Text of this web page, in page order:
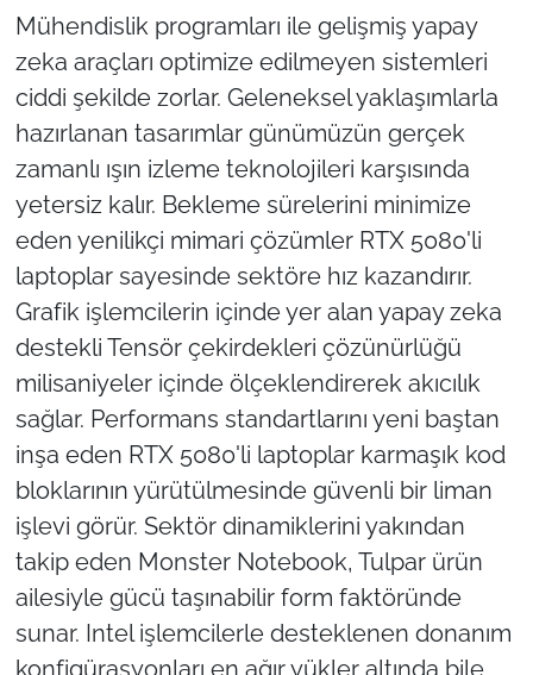
Mühendislik programları ile gelişmiş yapay
zeka araçları optimize edilmeyen sistemleri
ciddi şekilde zorlar. Geleneksel yaklaşımlarla
hazırlanan tasarımlar günümüzün gerçek
zamanlı ışın izleme teknolojileri karşısında
yetersiz kalır. Bekleme sürelerini minimize
eden yenilikçi mimari çözümler RTX 5080'li
laptoplar sayesinde sektöre hız kazandırır.
Grafik işlemcilerin içinde yer alan yapay zeka
destekli Tensör çekirdekleri çözünürlüğü
milisaniyeler içinde ölçeklendirerek akıcılık
sağlar. Performans standartlarını yeni baştan
inşa eden RTX 5080'li laptoplar karmaşık kod
bloklarının yürütülmesinde güvenli bir liman
işlevi görür. Sektör dinamiklerini yakından
takip eden Monster Notebook, Tulpar ürün
ailesiyle gücü taşınabilir form faktöründe
sunar. Intel işlemcilerle desteklenen donanım
konfigürasyonları en ağır yükler altında bile
Genel-A
Gündem-Eğitim